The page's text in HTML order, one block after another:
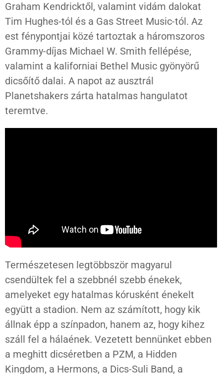
Graham Kendricktől, valamint vidám dalokat
Tim Hughes-tól és a Gas Street Music-tól. Az
est fénypontjai közé tartoztak a háromszoros
Grammy-díjas Michael W. Smith fellépése,
valamint a kaliforniai Bethel Music gyönyörű
dicsőítő dalai. A napot az ausztrál
Planetshakers zárta hatalmas hangulatot
teremtve.
Természetesen legtöbbször magyarul
csendültek fel a szebbnél szebb énekek,
amelyeket egy hatalmas kórusként énekelt
együtt a stadion. Nem az számított, hogy kik
állnak épp a színpadon, hanem az, hogy kihez
száll fel a hálaének. Vezetett bennünket ebben
a meghitt dicséretben a PZM, a Hidden
Kingdom, a Hermons, a Dics-Suli Band, a